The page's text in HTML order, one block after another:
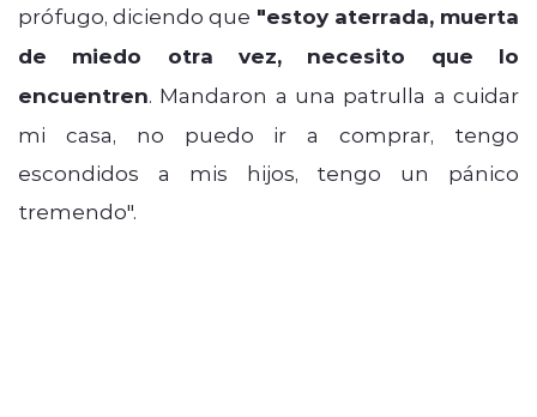
prófugo, diciendo que "estoy aterrada, muerta
de miedo otra vez, necesito que lo
encuentren. Mandaron a una patrulla a cuidar
mi casa, no puedo ir a comprar, tengo
escondidos a mis hijos, tengo un pánico
tremendo".